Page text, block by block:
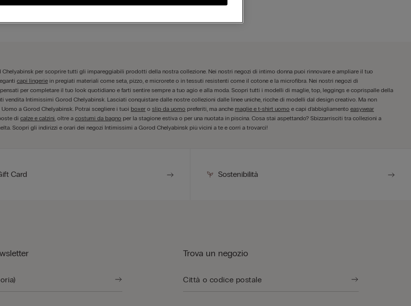
per scoprire tutti gli impareggiabili prodotti della nostra collezione. Nei nostri negozi di intimo donna puoi rinnovare e ampliare il tuo
capi lingerie in pregiati materiali come seta, pizzo, e microrete o in tessuti resistenti come il cotone e la microfibra. Nei nostri negozi di
per completare il tuo look quotidiano e farti sentire sempre a tuo agio e alla moda. Scopri tutti i modelli di maglie, top, leggings e coprispalle della
vendita Intimissimi Gorod Chelyabinsk. Lasciati conquistare dalle nostre collezioni dalle linee uniche, ricche di modelli dal design creativo. Ma non
a Gorod Chelyabinsk. Potrai scegliere i tuoi boxer o slip da uomo preferiti, ma anche maglie e t-shirt uomo e capi d’abbigliamento easywear
di calze e calzini, oltre a costumi da bagno per la stagione estiva o per una nuotata in piscina. Cosa stai aspettando? Sbizzarrisciti tra collezioni a
Scopri gli indirizzi e orari dei negozi Intimissimi a Gorod Chelyabinsk più vicini a te e corri a trovarci!
Card Sostenibilità
Trova un negozio